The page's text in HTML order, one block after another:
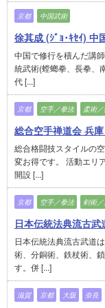
京都 中国武術
徐其成 (ｼﾞｮ･ｷｾｲ) 中
中国で修行を積んだ講
統武術(螳螂拳、長拳、
代 [...]
京都 空手／拳法 柔術
総合空手禅道会 兵
総合格闘技スタイルの
変お得です。 活動エリ
開設 [...]
京都 空手／拳法 剣術
日本伝統法典流古武
日本伝統法典流古武道
術、分銅術、鉄杖術、
す。併 [...]
滋賀 京都 大阪 奈良